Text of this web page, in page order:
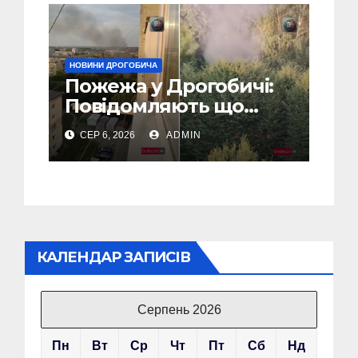
НОВИНИ ДРОГОБИЧА
Пожежа у Дрогобичі:
Повідомляють що
горіло 5 гаражів
(Відео)
СЕР 6, 2026 ADMIN
КАЛЕНДАР ЗАПИСІВ
Серпень 2026
Пн Вт Ср Чт Пт Сб Нд